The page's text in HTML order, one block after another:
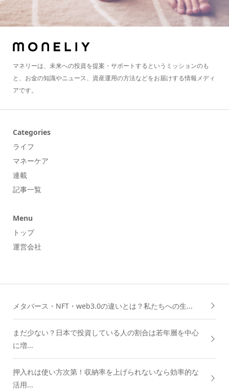
マネリーは、未来への投資を提案・サポートするというミッションのも
と、お金の知識やニュース、資産運用の方法などをお届けする情報メディ
アです。
Categories
ライフ
マネーケア
連載
記事一覧
Menu
トップ
運営会社
メタバース・NFT・web3.0の違いとは？私たちへの生...
まだ少ない？日本で投資している人の割合は若年層を中心
に増...
押入れは使い方次第！収納率を上げられないなら効率的な
活用...